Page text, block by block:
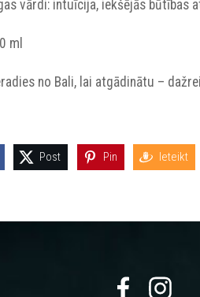
vārdi: intuīcija, iekšējās būtības
ml
no Bali, lai atgādinātu –
Post Pin Ieteikt